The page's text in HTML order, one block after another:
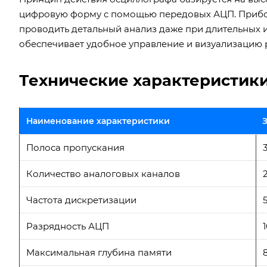
цифровую форму с помощью передовых АЦП.
проводить детальный анализ даже при
обеспечивает удобное управление и визуализацию
Технические
Наименование характеристики
Полоса пропускания
Количество аналоговых каналов
Частота дискретизации
Разрядность АЦП
Максимальная глубина памяти